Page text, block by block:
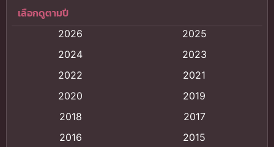
Anal (ประตูหลัง)
Animation การ์ตูน
Animation อนิเมะ
เลือกดูตามปี
2026
2025
2024
2023
2022
2021
2020
2019
2018
2017
2016
2015